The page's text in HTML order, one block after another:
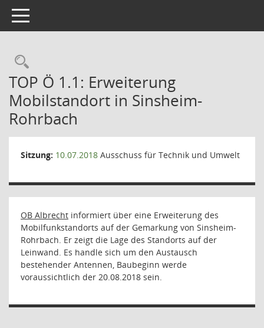
Toggle navigation
TOP Ö 1.1: Erweiterung
Mobilstandort in Sinsheim-
Rohrbach
Sitzung: 10.07.2018 Ausschuss für Technik und Umwelt
OB Albrecht informiert über eine Erweiterung des
Mobilfunkstandorts auf der Gemarkung von Sinsheim-
Rohrbach. Er zeigt die Lage des Standorts auf der
Leinwand. Es handle sich um den Austausch
bestehender Antennen, Baubeginn werde
voraussichtlich der 20.08.2018 sein.